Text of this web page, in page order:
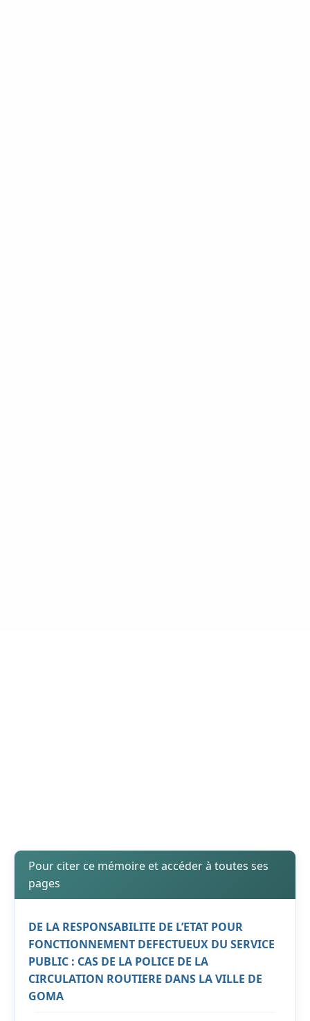
Pour citer ce mémoire et accéder à toutes ses
pages
DE LA RESPONSABILITE DE L’ETAT POUR
FONCTIONNEMENT DEFECTUEUX DU SERVICE
PUBLIC : CAS DE LA POLICE DE LA
CIRCULATION ROUTIERE DANS LA VILLE DE
GOMA